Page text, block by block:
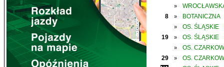
»
8
» BOTANICZNA
»
OS. ŚLĄSKIE
19
» OS. ŚLĄSKIE
»
OS.
29
»
OS.